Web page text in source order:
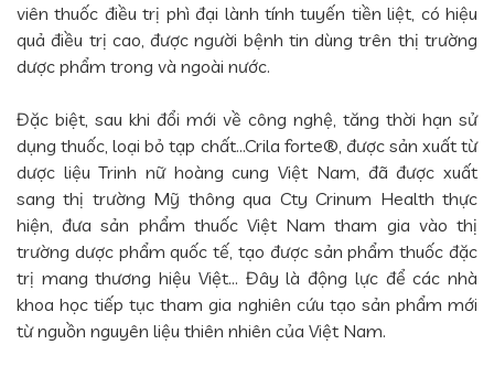
viên thuốc điều trị phì đại lành tính tuyến tiền liệt, có hiệu
quả điều trị cao, được người bệnh tin dùng trên thị trường
dược phẩm trong và ngoài nước.
Đặc biệt, sau khi đổi mới về công nghệ, tăng thời hạn sử
dụng thuốc, loại bỏ tạp chất…Crila forte®, được sản xuất từ
dược liệu Trinh nữ hoàng cung Việt Nam, đã được xuất
sang thị trường Mỹ thông qua Cty Crinum Health thực
hiện, đưa sản phẩm thuốc Việt Nam tham gia vào thị
trường dược phẩm quốc tế, tạo được sản phẩm thuốc đặc
trị mang thương hiệu Việt... Đây là động lực để các nhà
khoa học tiếp tục tham gia nghiên cứu tạo sản phẩm mới
từ nguồn nguyên liệu thiên nhiên của Việt Nam.